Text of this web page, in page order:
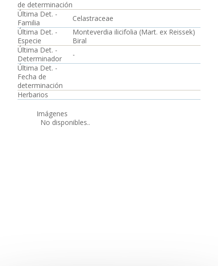
de determinación
Última Det. -
Familia
Celastraceae
Última Det. -
Especie
Monteverdia ilicifolia (Mart. ex Reissek)
Biral
Última Det. -
Determinador
-
Última Det. -
Fecha de
determinación
Herbarios
Imágenes
No disponibles..